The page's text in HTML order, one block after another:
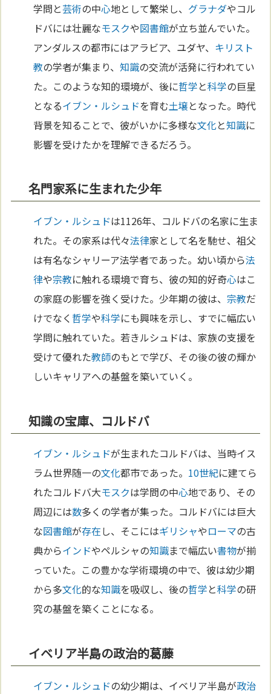
学問と芸術の中心地として繁栄し、 グラナダやコル
ドバには壮麗なモスクや図書館が立ち並んでいた。
アンダルスの都市にはアラビア、ユダヤ、 キリスト
教の学者が集まり、知識の交流が活発に行われてい
た。このような知的環境が、後に哲学と科学の巨星
となるイブン・ルシュドを育む土壌となった。時代
背景を知ることで、彼がいかに多様な文化と知識に
影響を受けたかを理解できるだろう。
名門家系に生まれた少年
イブン・ルシュドは1126年、コルドバの名家に生ま
れた。その家系は代々法律家として名を馳せ、祖父
は有名なシャリーア法学者であった。幼い頃から法
律や宗教に触れる環境で育ち、彼の知的好奇心はこ
の家庭の影響を強く受けた。少年期の彼は、 宗教だ
けでなく 哲学や科学にも興味を示し、すでに幅広い
学問に触れていた。若きルシュドは、家族の支援を
受けて優れた教師のもとで学び、その後の彼の輝か
しいキャリアへの基盤を築いていく。
知識の宝庫、コルドバ
イブン・ルシュドが生まれたコルドバは、当時イス
ラム世界随一の文化都市であった。 10世紀に建てら
れたコルドバ大モスクは学問の中心地であり、その
周辺には数多くの学者が集った。コルドバには巨大
な図書館が存在し、そこにはギリシャやローマの古
典からインドやペルシャの知識まで幅広い書物が揃
っていた。この豊かな学術環境の中で、彼は幼少期
から多文化的な知識を吸収し、後の哲学と科学の研
究の基盤を築くことになる。
イベリア半島の政治的葛藤
イブン・ルシュドの幼少期は、イベリア半島が政治